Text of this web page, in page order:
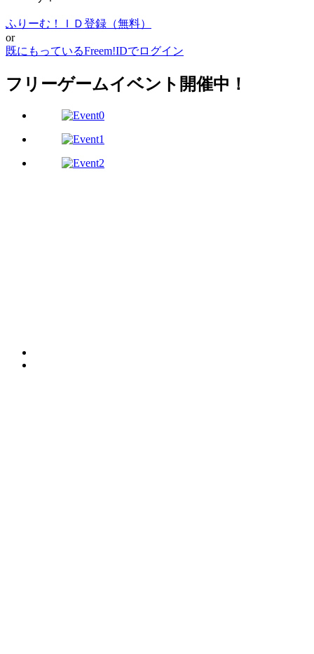
ふりーむ！ＩＤ登録（無料）
or
既にもっているFreem!IDでログイン
フリーゲームイベント開催中！